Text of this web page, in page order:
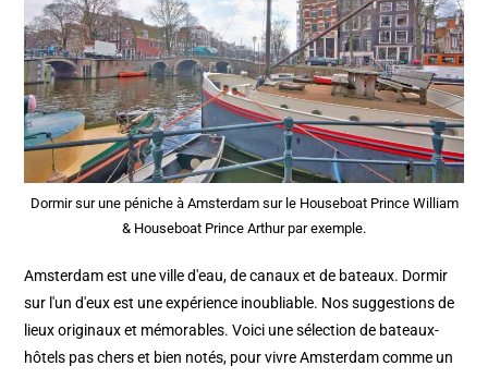
Dormir sur une péniche à Amsterdam sur le Houseboat Prince William
& Houseboat Prince Arthur par exemple.
Amsterdam est une ville d'eau, de canaux et de bateaux. Dormir
sur l'un d'eux est une expérience inoubliable. Nos suggestions de
lieux originaux et mémorables. Voici une sélection de bateaux-
hôtels pas chers et bien notés, pour vivre Amsterdam comme un